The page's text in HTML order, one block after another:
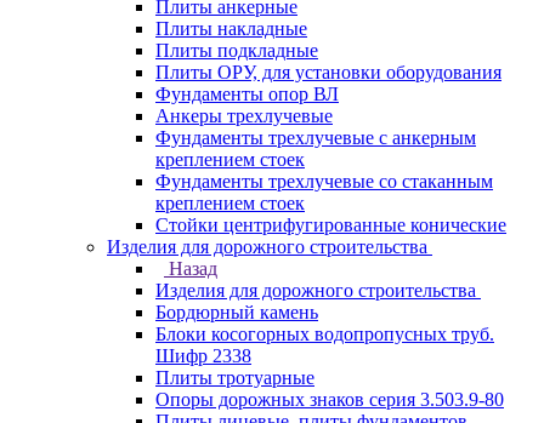
Плиты анкерные
Плиты накладные
Плиты подкладные
Плиты ОРУ, для установки оборудования
Фундаменты опор ВЛ
Анкеры трехлучевые
Фундаменты трехлучевые с анкерным
креплением стоек
Фундаменты трехлучевые со стаканным
креплением стоек
Стойки центрифугированные конические
Изделия для дорожного строительства
Назад
Изделия для дорожного строительства
Бордюрный камень
Блоки косогорных водопропусных труб.
Шифр 2338
Плиты тротуарные
Опоры дорожных знаков серия 3.503.9-80